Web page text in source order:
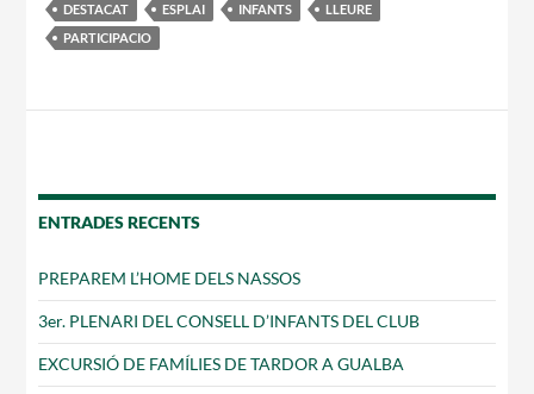
DESTACAT ESPLAI INFANTS
LLEURE
PARTICIPACIO
ENTRADES RECENTS
PREPAREM L’HOME DELS NASSOS
3er. PLENARI DEL CONSELL D’INFANTS DEL CLUB
EXCURSIÓ DE FAMÍLIES DE TARDOR A GUALBA
Notícies
Diari de la Fundació
Xarxes socials
COL·LABORA
Fes voluntariat
Fes un donatiu